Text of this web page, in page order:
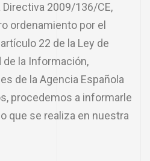
2009/136/CE,
ordenamiento por el
22 de la Ley de
la Información,
de la Agencia Española
procedemos a informarle
que se realiza en nuestra